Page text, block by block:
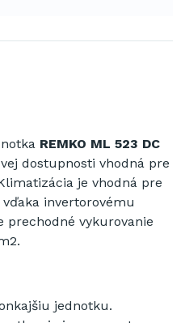
REMKO ML 523 DC
dostupnosti vhodná pre
je vhodná pre
invertorovému
vykurovanie
jednotku.